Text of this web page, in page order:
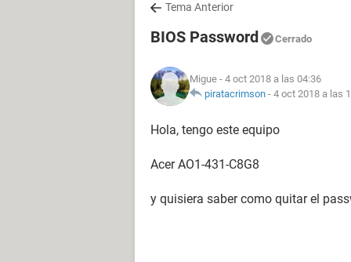
Tema Anterior
BIOS Password Cerrado
Migue - 4 oct 2018 a las 04:36
piratacrimson - 4 oct 2018 a las
Hola, tengo este equipo
Acer AO1-431-C8G8
y quisiera saber como quitar el